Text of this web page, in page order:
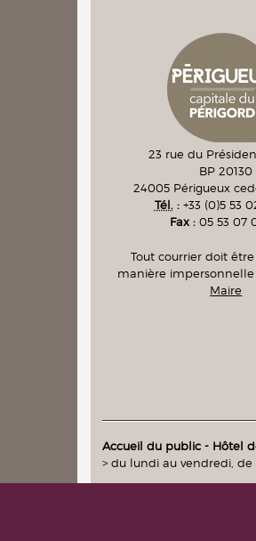
23 rue du
BP 20130
24005 Périgueux
Tél.: +33 (0)5 53
Fax : 05 53 07
Tout courrier doit
manière impersonnelle
Maire
Accueil du public - Hôtel
> du lundi au vendredi,